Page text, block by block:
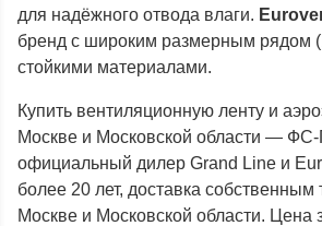
для надёжного отвода влаги.
бренд с широким размерным рядом
стойкими материалами.
Купить вентиляционную ленту и
Москве и Московской области —
официальный дилер Grand Line и
более 20 лет, доставка собственным
Москве и Московской области. Цена